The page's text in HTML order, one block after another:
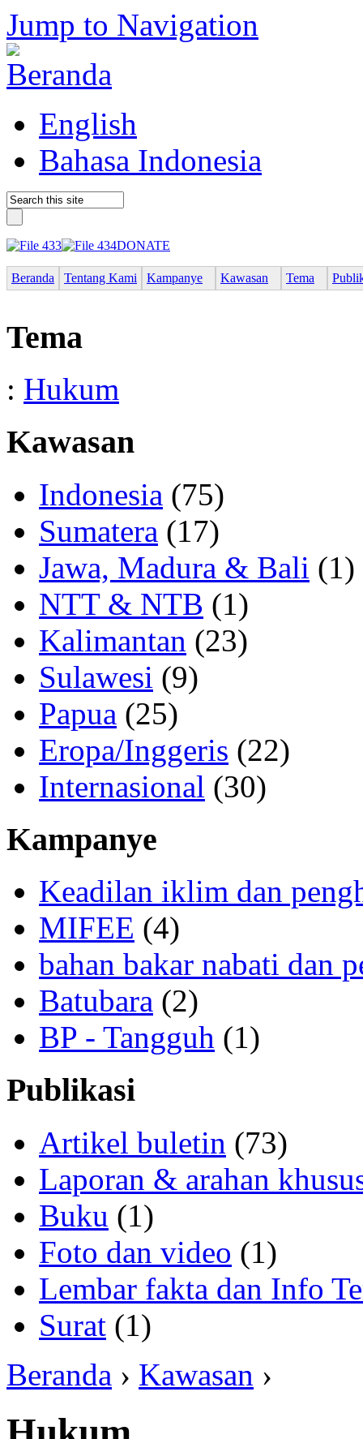
Jump to Navigation
English
Bahasa Indonesia
DONATE
Beranda Tentang Kami Kampanye Kawasan Tema
Tema
: Hukum
Kawasan
Indonesia (75)
Sumatera (17)
Jawa, Madura & Bali (1)
NTT & NTB (1)
Kalimantan (23)
Sulawesi (9)
Papua (25)
Eropa/Inggeris (22)
Internasional (30)
Kampanye
Keadilan iklim dan
MIFEE (4)
bahan bakar nabati dan
Batubara (2)
BP - Tangguh (1)
Publikasi
Artikel buletin (73)
Laporan & arahan
Buku (1)
Foto dan video (1)
Lembar fakta dan Info
Surat (1)
Beranda › Kawasan ›